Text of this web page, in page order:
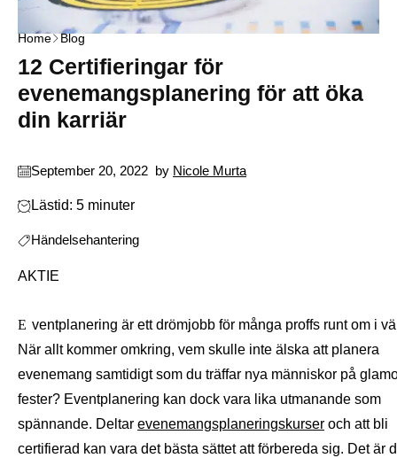
Home Blog
12 Certifieringar för
evenemangsplanering för att öka
din karriär
September 20, 2022 by Nicole Murta
Lästid: 5 minuter
Händelsehantering
AKTIE
Eventplanering är ett drömjobb för många proffs runt om i världen.
När allt kommer omkring, vem skulle inte älska att planera
evenemang samtidigt som du träffar nya människor på
fester? Eventplanering kan dock vara lika utmanande som
spännande. Deltar evenemangsplaneringskurser och att bli
certifierad kan vara det bästa sättet att förbereda sig. Det är